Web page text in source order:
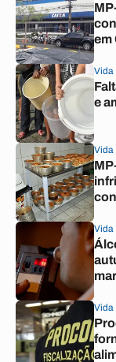
em
Vida
e
Vida
Vida
Vida